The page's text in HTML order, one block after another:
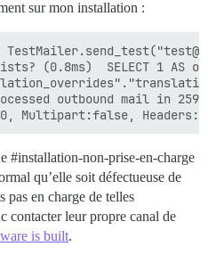
sur mon installation :
(0.8ms)  SELECT 1 AS
outbound mail in
#installation-non-prise-en-charge
qu’elle soit défectueuse de
pas en charge de telles
contacter leur propre canal de
is built.